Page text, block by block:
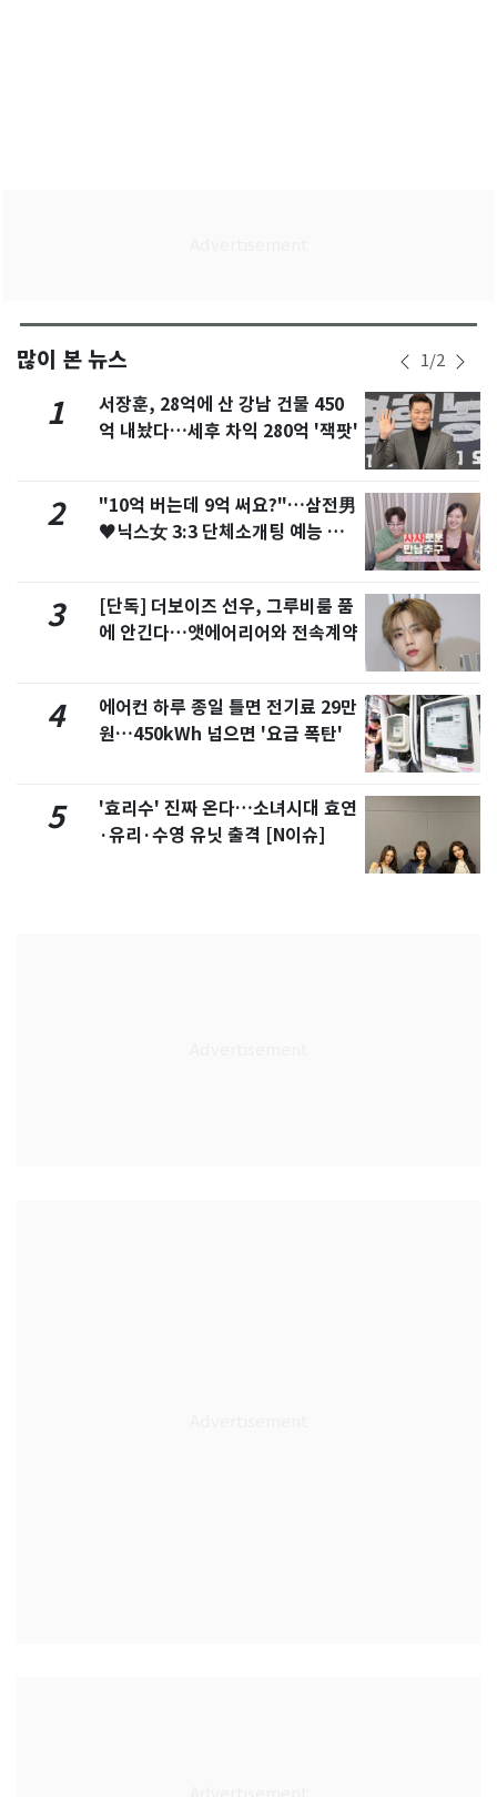
많이 본 뉴스 1/2
1
서장훈, 28억에 산 강남 건물 450
억 내놨다…세후 차익 280억 '잭팟'
2
"10억 버는데 9억 써요?"…삼전男
♥닉스女 3:3 단체소개팅 예능 화
3
[단독] 더보이즈 선우, 그루비룸 품
에 안긴다…앳에어리어와 전속계약
4
에어컨 하루 종일 틀면 전기료 29만
원…450kWh 넘으면 '요금 폭탄'
5
'효리수' 진짜 온다…소녀시대 효연
·유리·수영 유닛 출격 [N이슈]